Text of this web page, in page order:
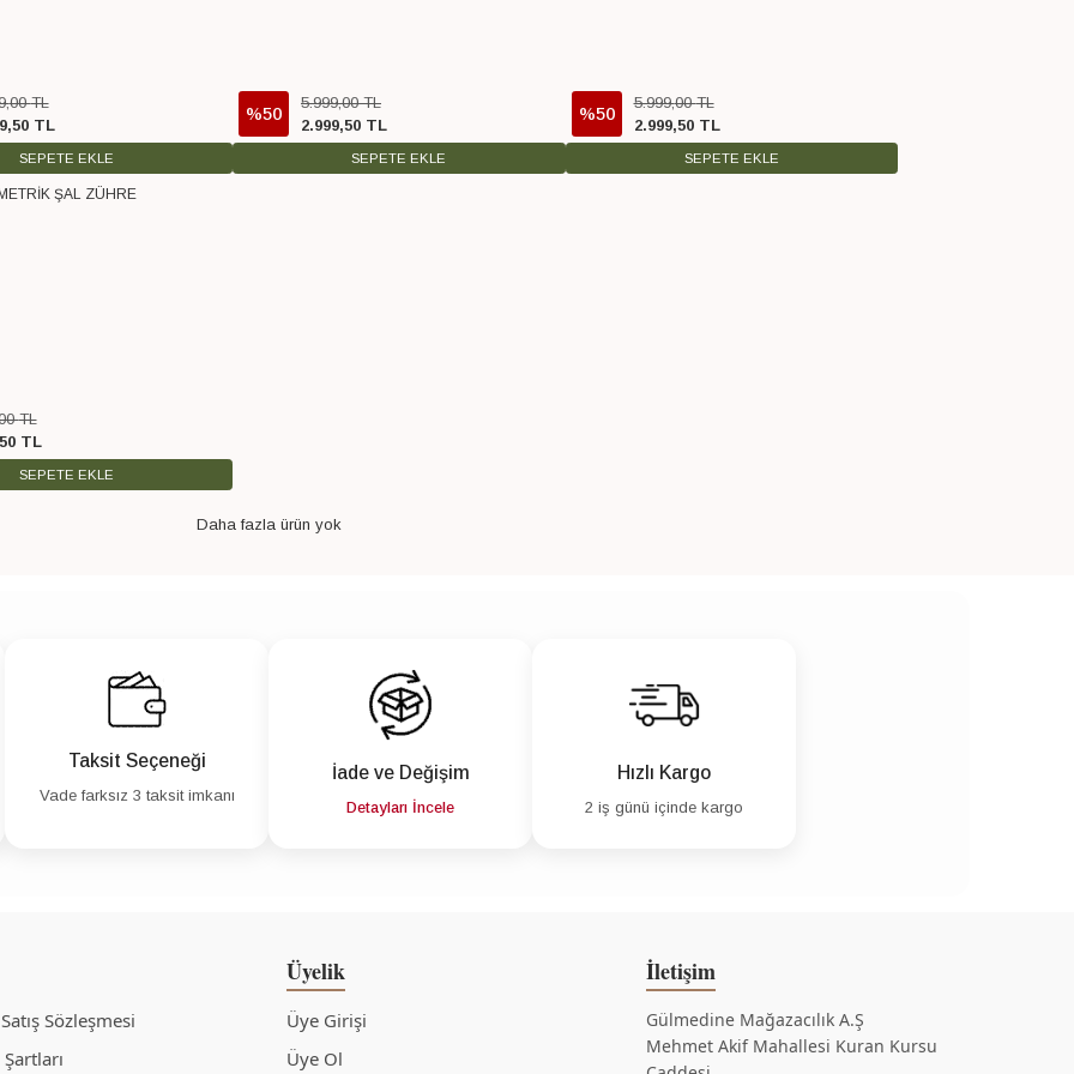
,00 TL
,50 TL
SEPETE EKLE
%50
5.999,00 TL
2.999,50 TL
SEPETE EKLE
%50
5.999,00 TL
2.999,50 TL
SEPETE EKLE
ŞAL ZÜHRE
TL
50 TL
SEPETE EKLE
Daha fazla ürün yok
Taksit Seçeneği
Vade farksız 3 taksit imkanı
İade ve Değişim
Detayları İncele
Hızlı Kargo
2 iş günü içinde kargo
Sözleşmesi
Üyelik
Üye Girişi
Üye Ol
İletişim
Gülmedine Mağazacılık A.Ş
Mehmet Akif Mahallesi Kuran Kursu